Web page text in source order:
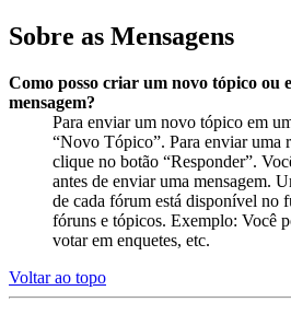
Sobre as Mensagens
Como posso criar um novo tópico ou
mensagem?
Para enviar um novo tópico em
“Novo Tópico”. Para enviar uma
clique no botão “Responder”.
antes de enviar uma mensagem.
de cada fórum está disponível no
fóruns e tópicos. Exemplo: Você
votar em enquetes, etc.
Voltar ao topo